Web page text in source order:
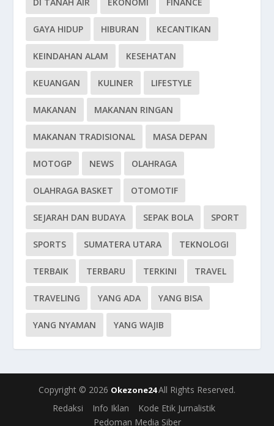
GAYA HIDUP HIBURAN KECANTIKAN
KEINDAHAN ALAM KESEHATAN
KEUANGAN KULINER LIFESTYLE
MAKANAN MAKANAN RINGAN
MAKANAN TRADISIONAL MASA DEPAN
MOTOGP NEWS OLAHRAGA
OLAHRAGA BASKET OTOMOTIF
SEJARAH DAN BUDAYA SEPAK BOLA SPORT
SPORTS SUMATERA UTARA TEKNOLOGI
TERBAIK TERBARU TERKINI TRAVEL
TRAVELING YANG ADA YANG BISA
YANG NYAMAN YANG WAJIB
Copyright © 2026 Okezone24All Rights Reserved.
Redaksi
Info Iklan
Kode Etik Jurnalistik
Pedoman Media Siber